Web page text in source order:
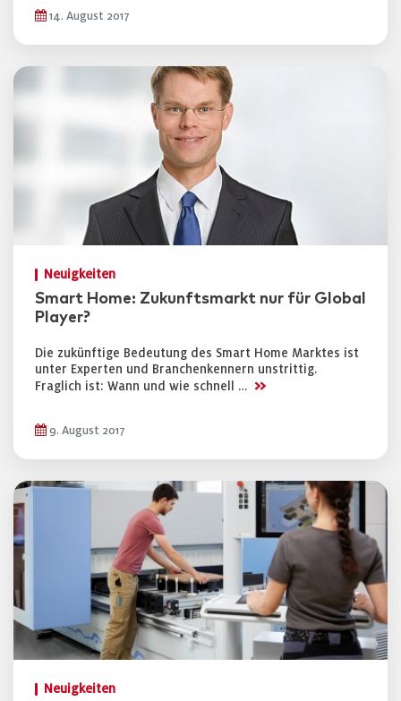
14. August 2017
Neuigkeiten
Smart Home: Zukunftsmarkt nur für Global
Player?
Die zukünftige Bedeutung des Smart Home Marktes ist
unter Experten und Branchenkennern unstrittig.
Fraglich ist: Wann und wie schnell … >>
9. August 2017
Neuigkeiten